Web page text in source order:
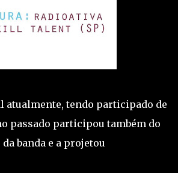
atualmente, tendo participado de
passado participou também do
banda e a projetou